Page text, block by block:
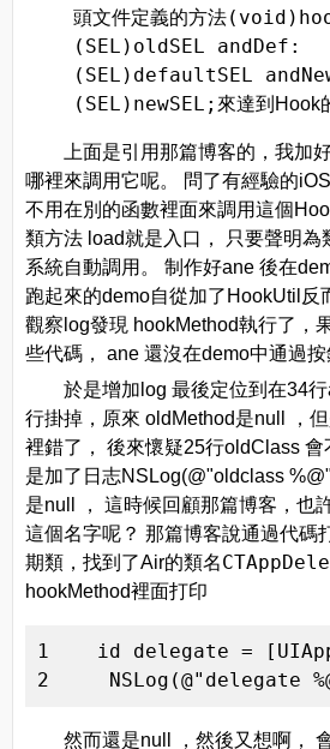
頭文件定義的方法
(SEL)oldSEL andDef:
(SEL)defaultSEL
(SEL)newSEL; 來達到Hook
上面是引用那篇博客的，我加
哪裡來調用它呢。 問了有經驗的
不用在別的函數裡面來調用這個
類方法 load就是入口， 只要聲明為
系統自動調用。 制作好ane 後在
跑起來的demo自從加了HookUtil反
觀察log發現 hookMethod執行了，
些代碼， ane 還沒在demo中通過
於是增加log 最後定位到在34
行掛掉，原來 oldMethod是null ，
裡錯了， 後來懷疑25行oldClass
是加了日志NSLog(@"oldclass
是null ， 這時候回顧那篇博客，也
這個名字呢？ 那篇博客說通過代碼
期類，找到了Air的類名
hookMethod裡面打印
1    id delegate =
2     NSLog(@"delegate
然而還是null ，然後又想啊，